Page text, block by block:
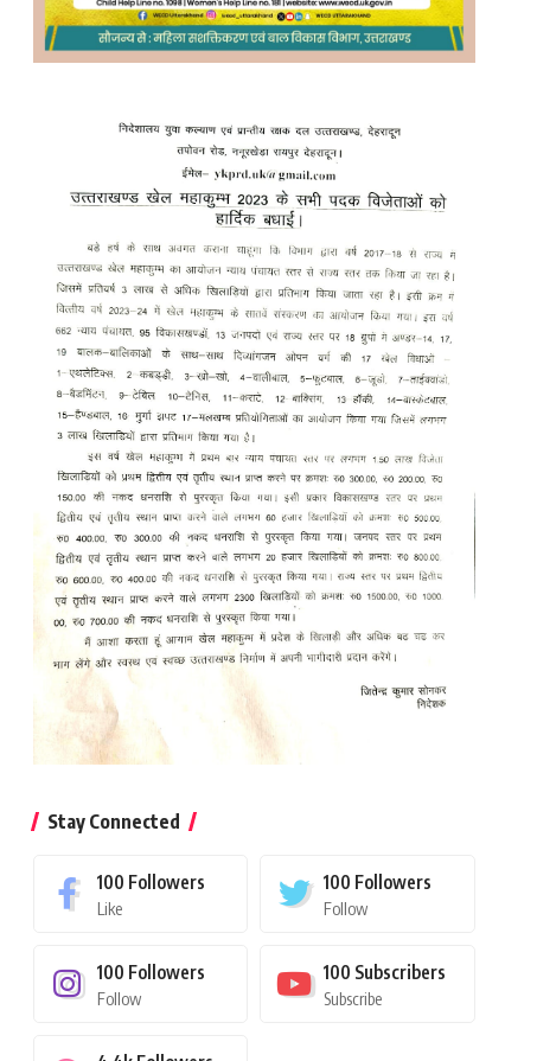
Stay Connected
100 Followers
Like
100 Followers
Follow
100 Followers
Follow
100 Subscribers
Subscribe